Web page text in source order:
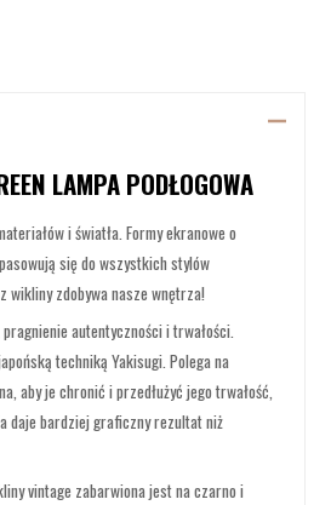
LAMPA PODŁOGOWA
i światła. Formy ekranowe o
się do wszystkich stylów
wikliny zdobywa nasze wnętrza!
autentyczności i trwałości.
techniką Yakisugi. Polega na
aby je chronić i przedłużyć jego trwałość,
daje bardziej graficzny rezultat niż
vintage zabarwiona jest na czarno i